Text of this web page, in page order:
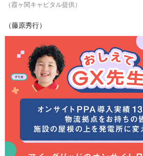
（霞ヶ関キャピタル提供）
（藤原秀行）